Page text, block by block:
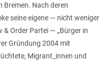
Bremen. Nach deren
seine eigene — nicht weniger
Order Partei — „Bürger in
Gründung 2004 mit
Migrant_innen und